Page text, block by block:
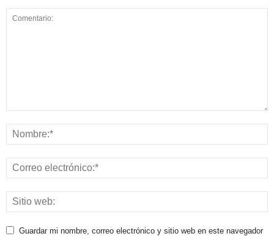
Guardar mi nombre, correo electrónico y sitio web en este navegador